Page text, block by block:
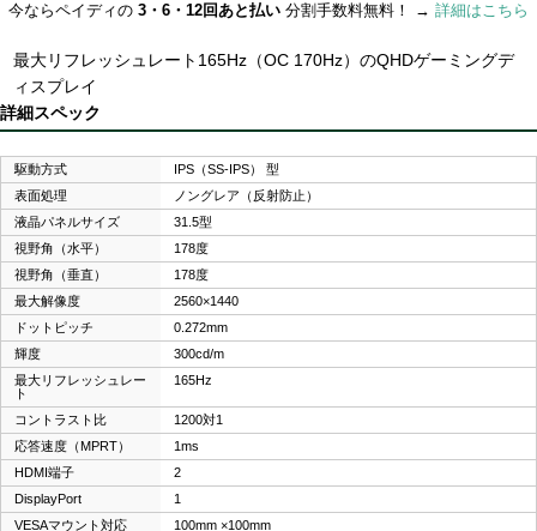
今ならペイディの 3・6・12回あと払い 分割手数料無料！ → 詳細はこちら
最大リフレッシュレート165Hz（OC 170Hz）のQHDゲーミングデ
ィスプレイ
詳細スペック
駆動方式
IPS（SS-IPS） 型
表面処理
ノングレア（反射防止）
液晶パネルサイズ
31.5型
視野角（水平）
178度
視野角（垂直）
178度
最大解像度
2560×1440
ドットピッチ
0.272mm
輝度
300cd/m
最大リフレッシュレー
ト
165Hz
コントラスト比
1200対1
応答速度（MPRT）
1ms
HDMI端子
2
DisplayPort
1
VESAマウント対応
100mm ×100mm